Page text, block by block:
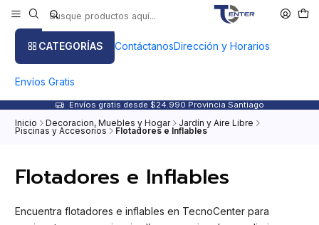
CATEGORÍAS ContáctanosDirección y Horarios
Envíos Gratis
Envíos gratis desde $24.990 Provincia Santiago
Inicio Decoracion, Muebles y Hogar Jardín y Aire Libre
Piscinas y Accesorios Flotadores e Inflables
Flotadores e Inflables
Encuentra flotadores e inflables en TecnoCenter para